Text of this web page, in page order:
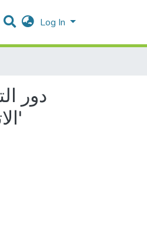
Log In
دور
الاتصالات الفلسطينية الأرضية بالتل-شركة الاتصالات الفلسطينية الخلوية جوال'